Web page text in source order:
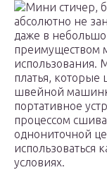
Мини стичер,
абсолютно не
даже в
преимуществом
использования.
платья,
швейной
портативное
процессом
однониточной
использоваться
условиях.